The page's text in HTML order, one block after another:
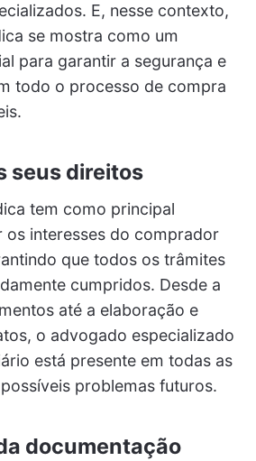
E, nesse contexto,
se mostra como um
para garantir a segurança e
todo o processo de compra
seus direitos
tem como principal
interesses do comprador
que todos os trâmites
cumpridos. Desde a
até a elaboração e
o advogado especializado
está presente em todas as
problemas futuros.
documentação